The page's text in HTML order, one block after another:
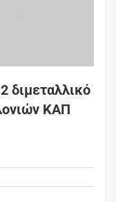
διμεταλλικό
ΚΑΠ